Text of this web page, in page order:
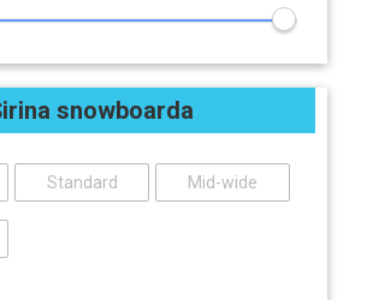
snowboarda
Standard Mid-wide